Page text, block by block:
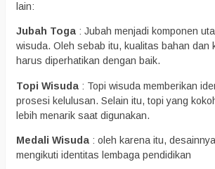
lain:
Jubah Toga : Jubah menjadi komponen
wisuda. Oleh sebab itu, kualitas bahan dan
harus diperhatikan dengan baik.
Topi Wisuda : Topi wisuda memberikan
prosesi kelulusan. Selain itu, topi yang
lebih menarik saat digunakan.
Medali Wisuda : oleh karena itu,
mengikuti identitas lembaga pendidikan